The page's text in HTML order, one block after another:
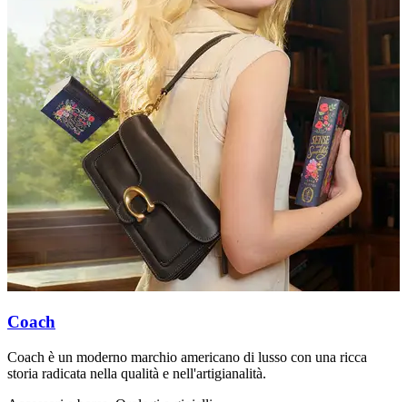
Coach
Coach è un moderno marchio americano di lusso con una ricca
storia radicata nella qualità e nell'artigianalità.